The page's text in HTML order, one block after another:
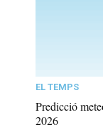
EL TEMPS
Predicció
2026